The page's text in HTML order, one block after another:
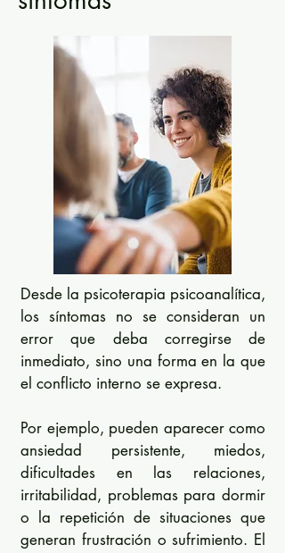
Desde la psicoterapia psicoanalítica,
los síntomas no se consideran un
error que deba corregirse de
inmediato, sino una forma en la que
el conflicto interno se expresa.
Por ejemplo, pueden aparecer como
ansiedad persistente, miedos,
dificultades en las relaciones,
irritabilidad, problemas para dormir
o la repetición de situaciones que
generan frustración o sufrimiento. El